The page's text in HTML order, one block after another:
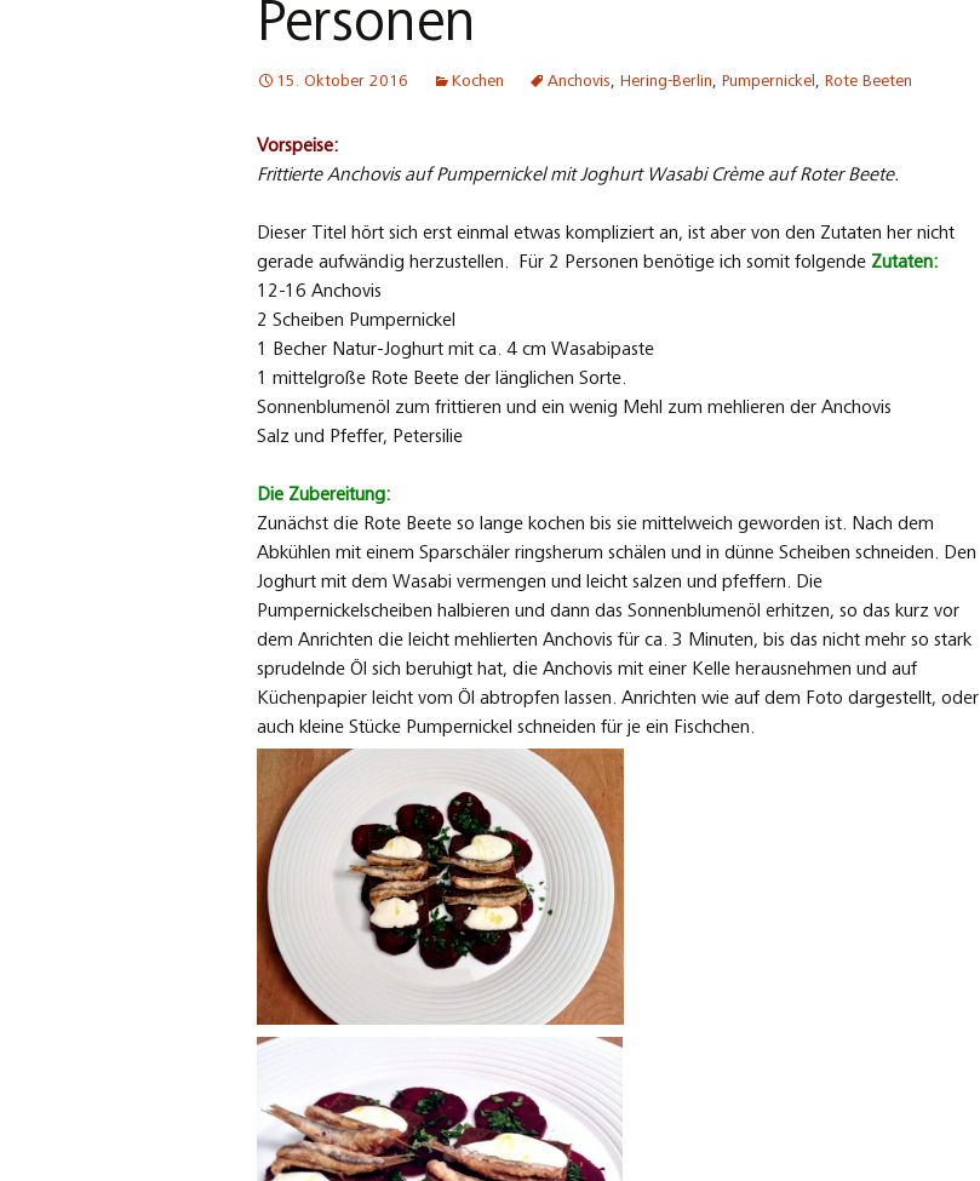
Personen
15. Oktober 2016 Kochen Anchovis, Hering-Berlin, Pumpernickel, Rote Beeten
Vorspeise:
Frittierte Anchovis auf Pumpernickel mit Joghurt Wasabi Crème auf Roter Beete.
Dieser Titel hört sich erst einmal etwas kompliziert an, ist aber von den Zutaten her nicht
gerade aufwändig herzustellen. Für 2 Personen benötige ich somit folgende Zutaten:
12-16 Anchovis
2 Scheiben Pumpernickel
1 Becher Natur-Joghurt mit ca. 4 cm Wasabipaste
1 mittelgroße Rote Beete der länglichen Sorte.
Sonnenblumenöl zum frittieren und ein wenig Mehl zum mehlieren der Anchovis
Salz und Pfeffer, Petersilie
Die Zubereitung:
Zunächst die Rote Beete so lange kochen bis sie mittelweich geworden ist. Nach dem
Abkühlen mit einem Sparschäler ringsherum schälen und in dünne Scheiben schneiden. Den
Joghurt mit dem Wasabi vermengen und leicht salzen und pfeffern. Die
Pumpernickelscheiben halbieren und dann das Sonnenblumenöl erhitzen, so das kurz vor
dem Anrichten die leicht mehlierten Anchovis für ca. 3 Minuten, bis das nicht mehr so stark
sprudelnde Öl sich beruhigt hat, die Anchovis mit einer Kelle herausnehmen und auf
Küchenpapier leicht vom Öl abtropfen lassen. Anrichten wie auf dem Foto dargestellt, oder
auch kleine Stücke Pumpernickel schneiden für je ein Fischchen.